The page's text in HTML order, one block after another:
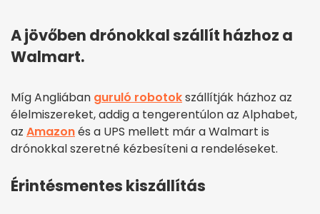
A jövőben drónokkal szállít házhoz a
Walmart.
Míg Angliában guruló robotokszállítják házhoz az
élelmiszereket, addig a tengerentúlon az Alphabet,
az Amazonés a UPS mellett már a Walmart is
drónokkal szeretné kézbesíteni a rendeléseket.
Érintésmentes kiszállítás